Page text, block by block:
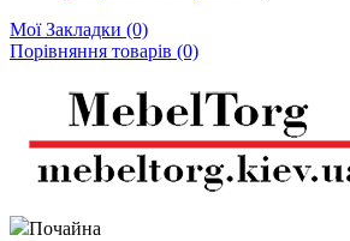
Мої Закладки (0)
Порівняння товарів (0)
Почайна